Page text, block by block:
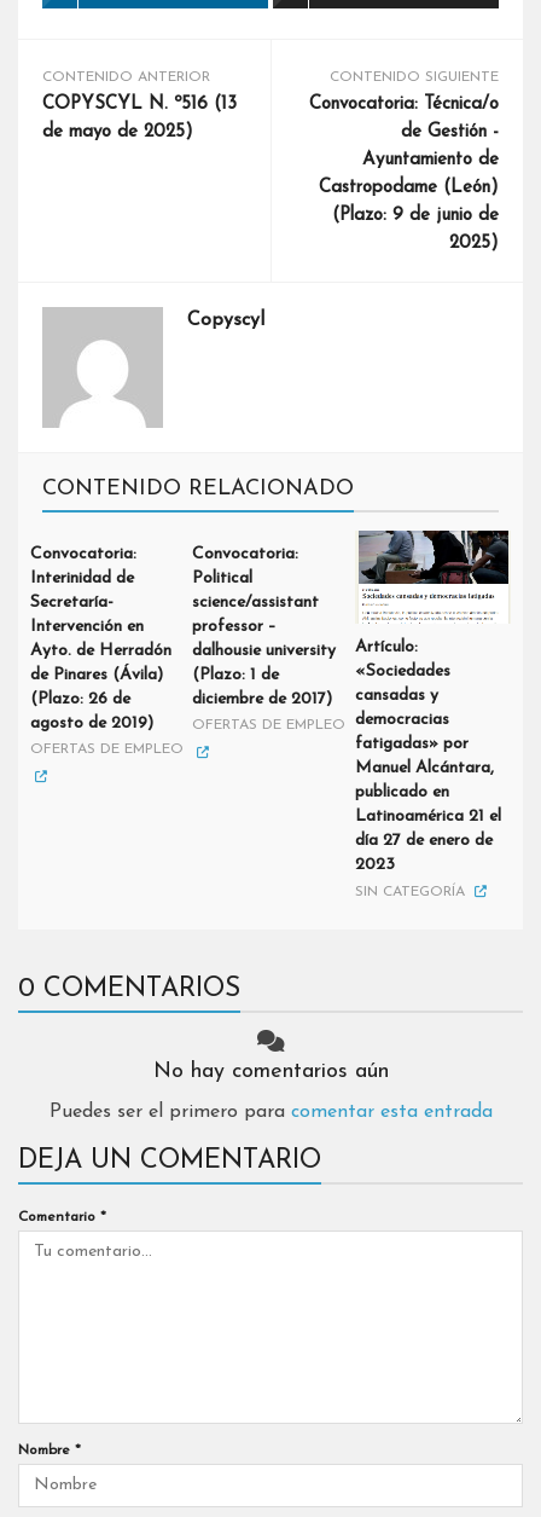
CONTENIDO ANTERIOR
COPYSCYL N. º516 (13
de mayo de 2025)
CONTENIDO SIGUIENTE
Convocatoria: Técnica/o
de Gestión -
Ayuntamiento de
Castropodame (León)
(Plazo: 9 de junio de
2025)
Copyscyl
CONTENIDO RELACIONADO
Convocatoria:
Interinidad de
Secretaría-
Intervención en
Ayto. de Herradón
de Pinares (Ávila)
(Plazo: 26 de
agosto de 2019)
OFERTAS DE EMPLEO
Convocatoria:
Political
science/assistant
professor –
dalhousie university
(Plazo: 1 de
diciembre de 2017)
OFERTAS DE EMPLEO
Artículo:
«Sociedades
cansadas y
democracias
fatigadas» por
Manuel Alcántara,
publicado en
Latinoamérica 21 el
día 27 de enero de
2023
SIN CATEGORÍA
0 COMENTARIOS
No hay comentarios aún
Puedes ser el primero para comentar esta entrada
DEJA UN COMENTARIO
Comentario *
Nombre *